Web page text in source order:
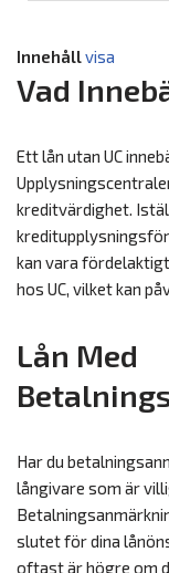
Innehållvisa
Vad
Ett lån utan UC
kreditvärdighet.
kan vara
hos UC, vilket kan
Lån Med
Har du
långivare som är
slutet för dina
oftast är högre om